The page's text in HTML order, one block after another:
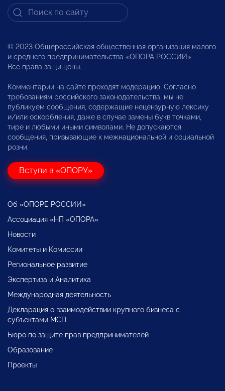
© 2023 Общероссийская общественная организация малого
и среднего предпринимательства «ОПОРА РОССИИ».
Все права защищены.
Комментарии на сайте проходят модерацию. Согласно
требованиям российского законодательства, мы не
публикуем сообщения, содержащие нецензурную лексику
и/или оскорбления, даже в случае замены букв точками,
тире и любыми иными символами. Не допускаются
сообщения, призывающие к межнациональной и социальной
розни.
Вступи в «ОПОРУ»
Об «ОПОРЕ РОССИИ»
Ассоциация «НП «ОПОРА»
Новости
Комитеты и Комиссии
Региональное развитие
Экспертиза и Аналитика
Международная деятельность
Декларация о взаимодействии крупного бизнеса с
субъектами МСП
Бюро по защите прав предпринимателей
Образование
Проекты